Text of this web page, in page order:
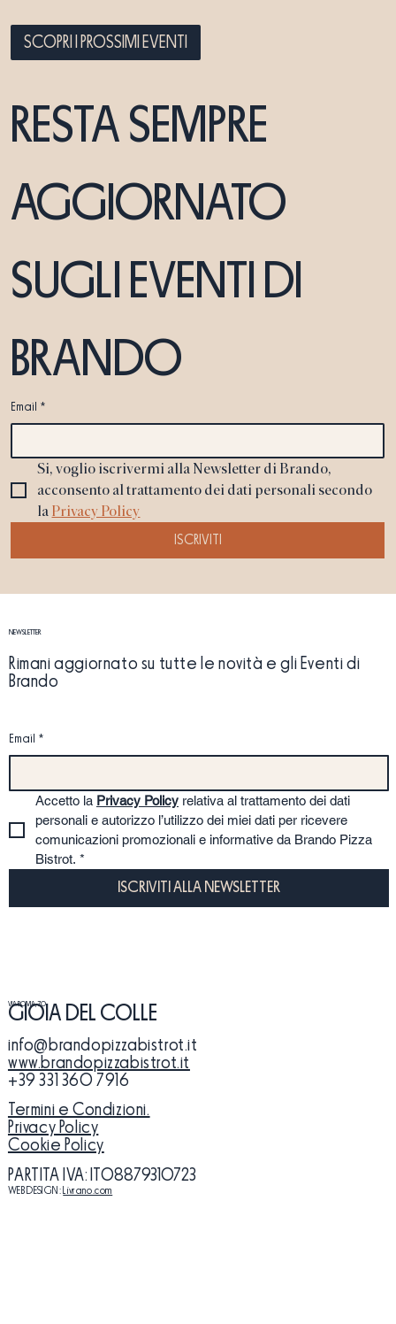
SCOPRI I PROSSIMI EVENTI
RESTA SEMPRE
AGGIORNATO
SUGLI EVENTI DI
BRANDO
Email *
Si, voglio iscrivermi alla Newsletter di Brando,
acconsento al trattamento dei dati personali secondo
la Privacy Policy
ISCRIVITI
VIA ROMA, 70
GIOIA DEL COLLE
info@brandopizzabistrot.it
www.brandopizzabistrot.it
+39 331 360 7916
Termini e Condizioni.
Privacy Policy
Cookie Policy
PARTITA IVA: ​IT08879310723
WEB DESIGN: Livrano.com
NEWSLETTER
Rimani aggiornato su tutte le novità e gli Eventi di
Brando
Email *
Accetto la Privacy Policy relativa al trattamento dei dati
personali e autorizzo l’utilizzo dei miei dati per ricevere
comunicazioni promozionali e informative da Brando Pizza
Bistrot. *
ISCRIVITI ALLA NEWSLETTER